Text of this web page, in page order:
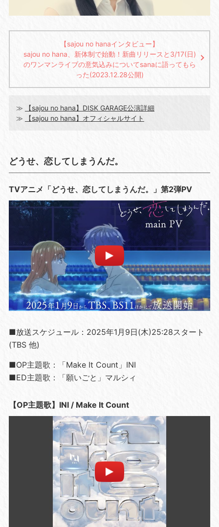
【sajou no hanaインタビュー】
sajou no hana、新体制で始動！新曲リリースと3/17(日)
のワンマンライブの意気込みについてsanaに語ってもら
った(2023.12.28公開)
≫
【sajou no hana】DISK GARAGE公演詳細
≫
【sajou no hana】オフィシャルサイト
どうせ、恋してしまうんだ。
TVアニメ「どうせ、恋してしまうんだ。」第2弾PV
■放送スケジュール：2025年1月9日(木)25:28スタート
(TBS 他)
■OP主題歌：「Make It Count」INI
■ED主題歌：「願いごと」マルシィ
【OP主題歌】INI / Make It Count